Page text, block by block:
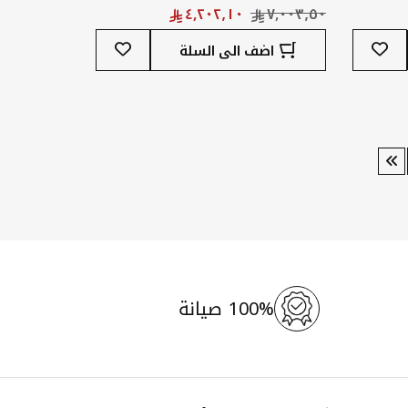
أضف
إلى
قائمة
المعدن لون بيج
اضف الى السلة أضف
إلى
قائمة
100% صيانة